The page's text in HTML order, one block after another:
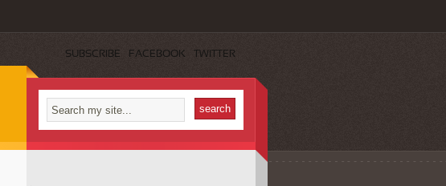
SUBSCRIBE FACEBOOK TWITTER